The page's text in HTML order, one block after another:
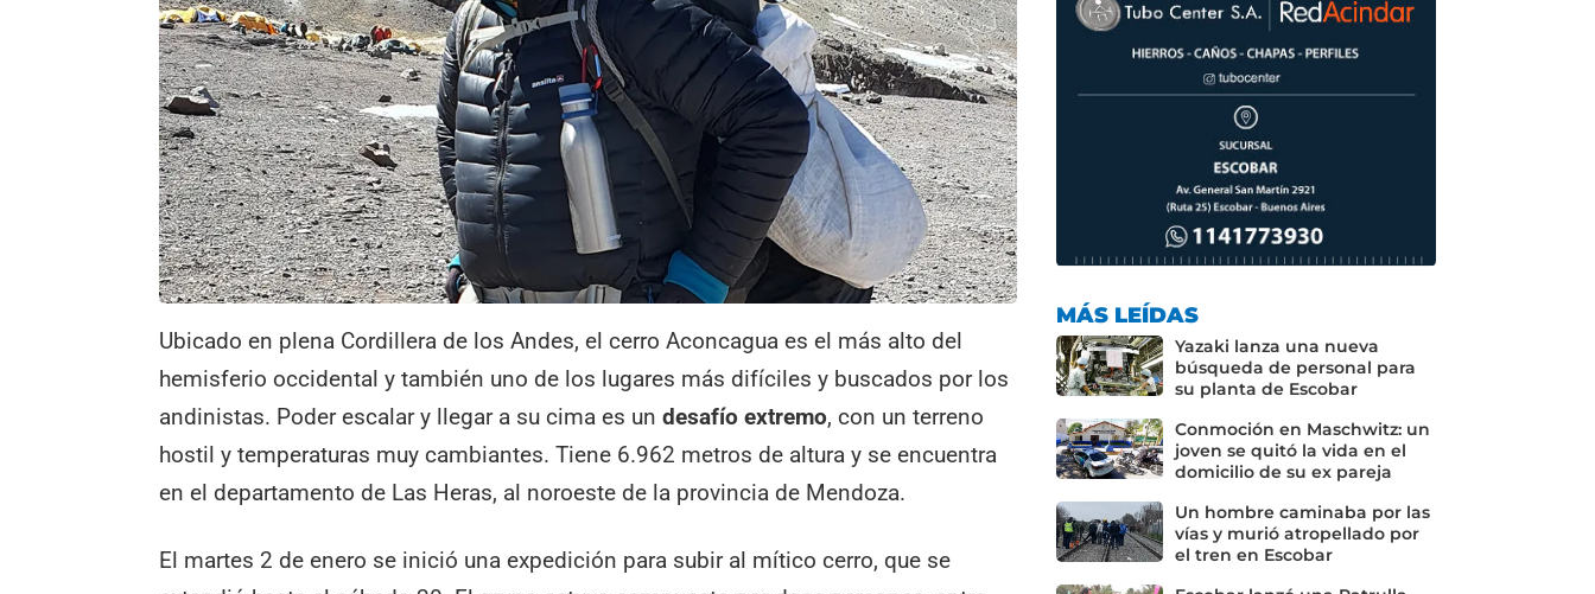
Ubicado en plena Cordillera de los Andes, el cerro Aconcagua es el más alto del
hemisferio occidental y también uno de los lugares más difíciles y buscados por los
andinistas. Poder escalar y llegar a su cima es undesafío extremo, con un terreno
hostil y temperaturas muy cambiantes. Tiene 6.962 metros de altura y se encuentra
en el departamento de Las Heras, al noroeste de la provincia de Mendoza.
El martes 2 de enero se inició una expedición para subir al mítico cerro, que se
MÁS LEÍDAS
Yazaki lanza una nueva
búsqueda de personal para
su planta de Escobar
Conmoción en Maschwitz: un
joven se quitó la vida en el
domicilio de su ex pareja
Un hombre caminaba por las
vías y murió atropellado por
el tren en Escobar